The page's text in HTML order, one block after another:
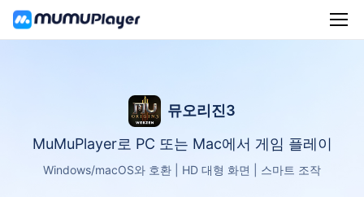
뮤오리진3
MuMuPlayer로 PC 또는 Mac에서 게임 플레이
Windows/macOS와 호환 | HD 대형 화면 | 스마트 조작